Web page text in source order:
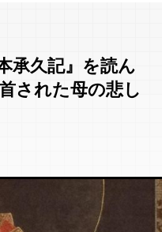
承久記』を読ん
された母の悲し